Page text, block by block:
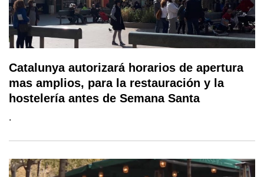
Catalunya autorizará horarios de apertura
mas amplios, para la restauración y la
hostelería antes de Semana Santa
.